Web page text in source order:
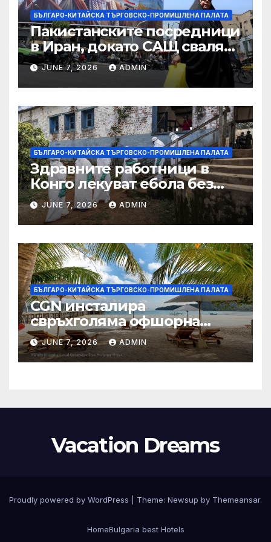
БЪЛГАРО-КИТАЙСКА ТЪРГОВСКО-ПРОМИШЛЕНА ПАЛАТА
Пакистанските посредници
в Иран, докато САЩ свалят
дронове, Ливан търси мир
JUNE 7, 2026 ADMIN
БЪЛГАРО-КИТАЙСКА ТЪРГОВСКО-ПРОМИШЛЕНА ПАЛАТА
Здравните работници в
Конго лекуват ебола без
заплащане, докато СЗО
търси ресурси
JUNE 7, 2026 ADMIN
БЪЛГАРО-КИТАЙСКА ТЪРГОВСКО-ПРОМИШЛЕНА ПАЛАТА
CGN инсталира
свръхголяма офшорна
вятърна турбина с мощност
18 MW в Гуангдонг
JUNE 7, 2026 ADMIN
Vacation Dreams
Proudly powered by WordPress Theme: Newsup by Themeansar.
HomeBulgaria best Hotels